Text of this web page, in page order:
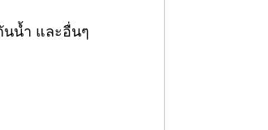
นน้ำ และอื่นๆ